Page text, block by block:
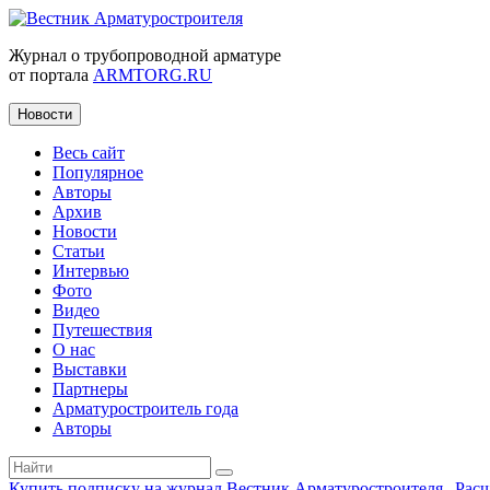
Журнал о трубопроводной арматуре
от портала ARMTORG.RU
Новости
Весь сайт
Популярное
Авторы
Архив
Новости
Статьи
Интервью
Фото
Видео
Путешествия
О нас
Выставки
Партнеры
Арматуростроитель года
Авторы